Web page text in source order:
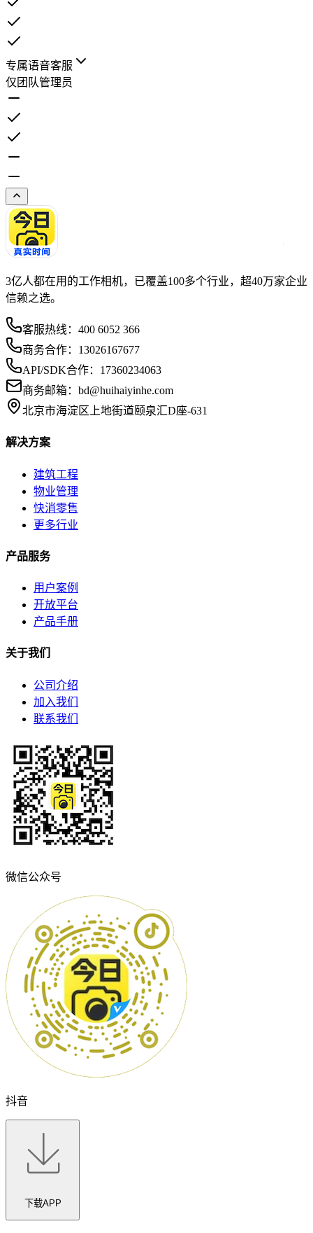
专属语音客服
仅团队管理员
3亿人都在用的工作相机，已覆盖100多个行业，超40万家企业
信赖之选。
客服热线： 400 6052 366
商务合作： 13026167677
API/SDK合作： 17360234063
商务邮箱： bd@huihaiyinhe.com
北京市海淀区上地街道颐泉汇D座-631
解决方案
建筑工程
物业管理
快消零售
更多行业
产品服务
用户案例
开放平台
产品手册
关于我们
公司介绍
加入我们
联系我们
微信公众号
抖音
下载APP